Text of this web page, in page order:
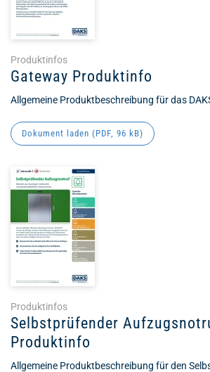
Produktinfos
Gateway Produktinfo
Allgemeine Produktbeschreibung für das
Dokument laden (PDF, 96 kB)
Produktinfos
Selbstprüfender
Produktinfo
Allgemeine Produktbeschreibung für den